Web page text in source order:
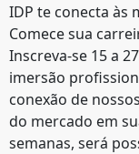
IDP te conecta às
Comece sua
Inscreva-se 15 a
imersão
conexão de
do mercado em
semanas, será